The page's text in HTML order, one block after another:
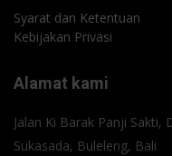
Syarat dan Ketentuan
Kebijakan Privasi
Alamat kami
Jalan Ki Barak Panji Sakti,
Sukasada, Buleleng, Bali